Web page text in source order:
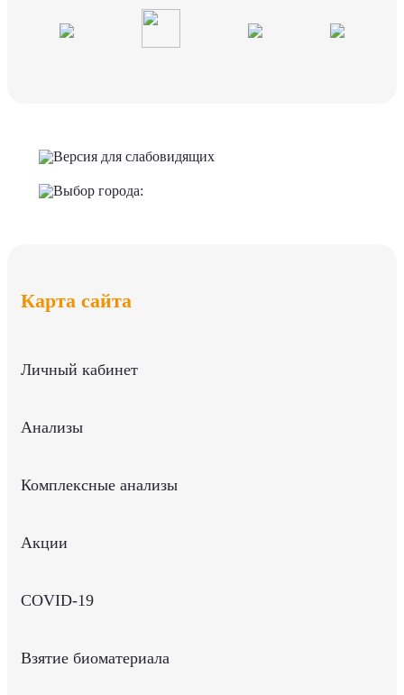
Версия для слабовидящих
Выбор города:
Карта сайта
Личный кабинет
Анализы
Комплексные анализы
Акции
COVID-19
Взятие биоматериала